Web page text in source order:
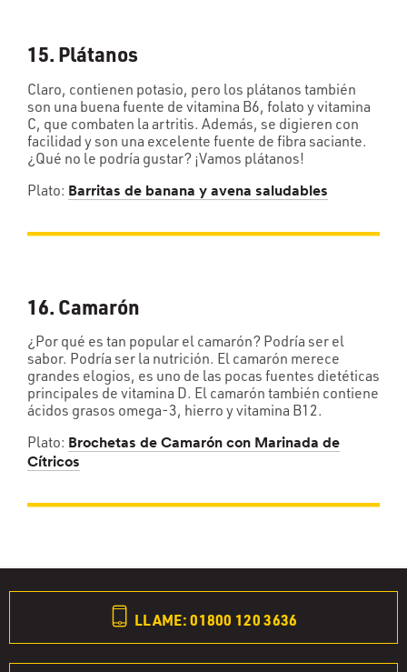
15. Plátanos
Claro, contienen potasio, pero los plátanos también
son una buena fuente de vitamina B6, folato y vitamina
C, que combaten la artritis. Además, se digieren con
facilidad y son una excelente fuente de fibra saciante.
¿Qué no le podría gustar? ¡Vamos plátanos!
Plato: Barritas de banana y avena saludables
16. Camarón
¿Por qué es tan popular el camarón? Podría ser el
sabor. Podría ser la nutrición. El camarón merece
grandes elogios, es uno de las pocas fuentes dietéticas
principales de vitamina D. El camarón también contiene
ácidos grasos omega-3, hierro y vitamina B12.
Plato: Brochetas de Camarón con Marinada de
Cítricos
LLAME: 01800 120 3636